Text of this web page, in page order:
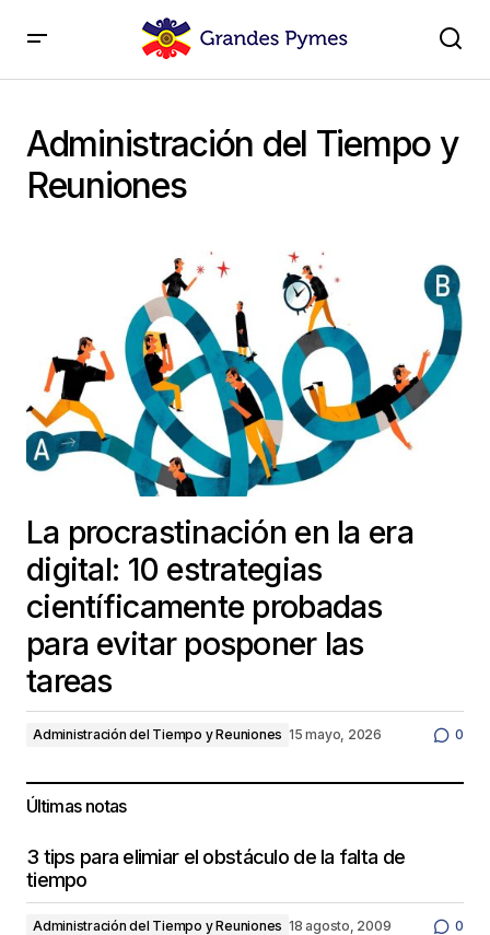
Administración del Tiempo y
Reuniones
La procrastinación en la era
digital: 10 estrategias
científicamente probadas
para evitar posponer las
tareas
Administración del Tiempo y Reuniones 15 mayo, 2026 0
Últimas notas
3 tips para elimiar el obstáculo de la falta de
tiempo
Administración del Tiempo y Reuniones 18 agosto, 2009 0